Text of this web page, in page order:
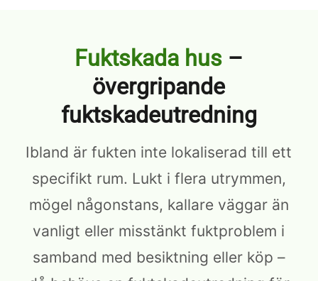
Fuktskada hus –
övergripande
fuktskadeutredning
Ibland är fukten inte lokaliserad till ett
specifikt rum. Lukt i flera utrymmen,
mögel någonstans, kallare väggar än
vanligt eller misstänkt fuktproblem i
samband med besiktning eller köp –